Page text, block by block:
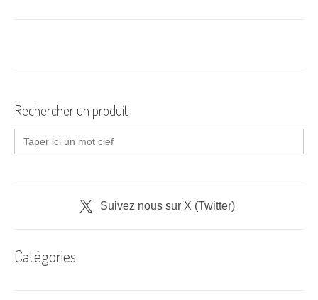
a
t
i
'
Rechercher un produit
Search
for:
Suivez nous sur X (Twitter)
Catégories